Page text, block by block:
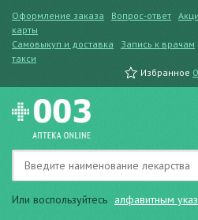
Оформление заказа Вопрос-ответ
карты
Самовыкуп и доставка
Запись к врачам
такси
Избранное 0
Или воспользуйтесь алфавитным